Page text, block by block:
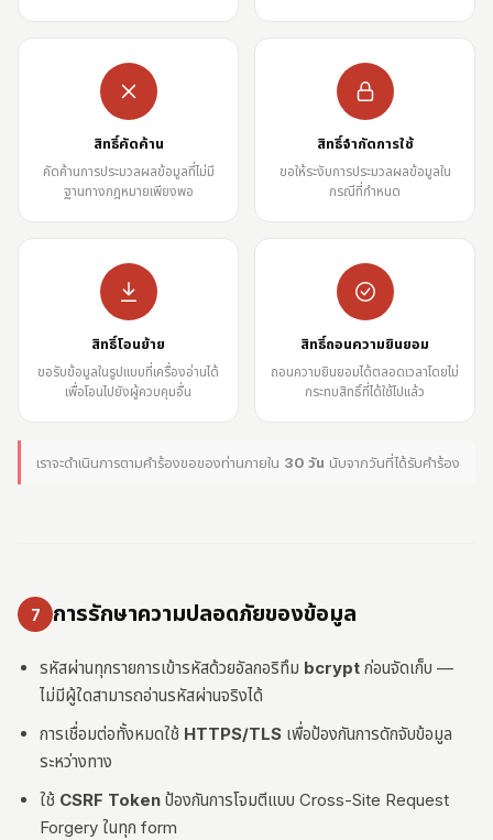
สิทธิ์คัดค้าน
คัดค้านการประมวลผลข้อมูลที่ไม่มี
ฐานทางกฎหมายเพียงพอ
สิทธิ์จำกัดการใช้
ขอให้ระงับการประมวลผลข้อมูลใน
กรณีที่กำหนด
สิทธิ์โอนย้าย
ขอรับข้อมูลในรูปแบบที่เครื่องอ่านได้
เพื่อโอนไปยังผู้ควบคุมอื่น
สิทธิ์ถอนความยินยอม
ถอนความยินยอมได้ตลอดเวลาโดยไม่
กระทบสิทธิ์ที่ได้ใช้ไปแล้ว
เราจะดำเนินการตามคำร้องขอของท่านภายใน 30 วัน นับจากวันที่ได้รับคำร้อง
7 การรักษาความปลอดภัยของข้อมูล
รหัสผ่านทุกรายการเข้ารหัสด้วยอัลกอริทึม bcrypt ก่อนจัดเก็บ —
ไม่มีผู้ใดสามารถอ่านรหัสผ่านจริงได้
การเชื่อมต่อทั้งหมดใช้ HTTPS/TLS เพื่อป้องกันการดักจับข้อมูล
ระหว่างทาง
ใช้ CSRF Token ป้องกันการโจมตีแบบ Cross-Site Request
Forgery ในทุก form